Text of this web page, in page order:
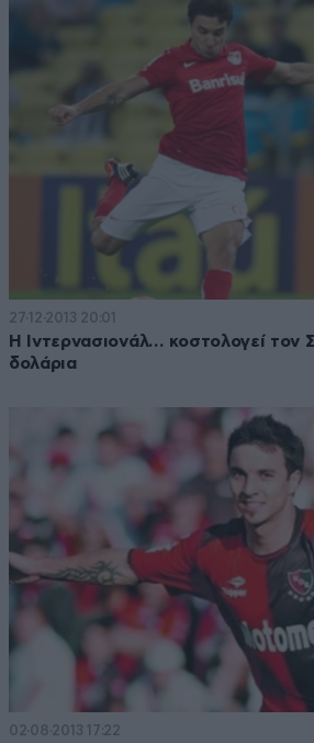
27·12·2013 20:01
Η Ιντερνασιονάλ… κοστολογεί τον
δολάρια
02·08·2013 17:22